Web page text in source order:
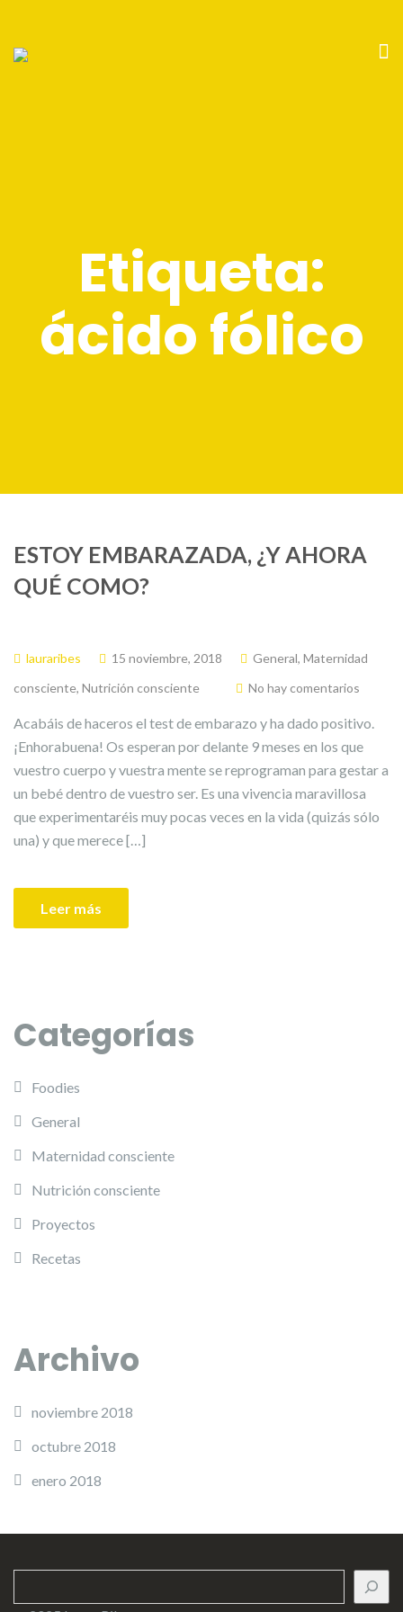
Etiqueta:
ácido fólico
ESTOY EMBARAZADA, ¿Y AHORA
QUÉ COMO?
lauraribes 15 noviembre, 2018 General, Maternidad
consciente, Nutrición consciente No hay comentarios
Acabáis de haceros el test de embarazo y ha dado positivo.
¡Enhorabuena! Os esperan por delante 9 meses en los que
vuestro cuerpo y vuestra mente se reprograman para gestar a
un bebé dentro de vuestro ser. Es una vivencia maravillosa
que experimentaréis muy pocas veces en la vida (quizás sólo
una) y que merece […]
Leer más
Categorías
Foodies
General
Maternidad consciente
Nutrición consciente
Proyectos
Recetas
Archivo
noviembre 2018
octubre 2018
enero 2018